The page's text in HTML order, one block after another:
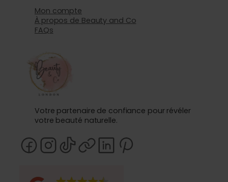
Mon compte
À propos de Beauty and Co
FAQs
Votre partenaire de confiance pour révéler
votre beauté naturelle.